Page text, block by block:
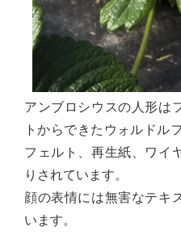
アンブロシウスの人形は
トからできたウォルドル
フェルト、再生紙、ワイ
りされています。
顔の表情には無害なテキ
います。